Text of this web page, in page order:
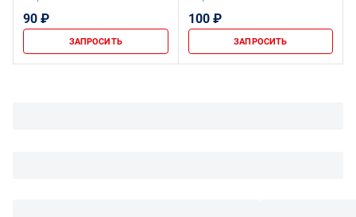
90 ₽
ЗАПРОСИТЬ
100 ₽
ЗАПРОСИТЬ